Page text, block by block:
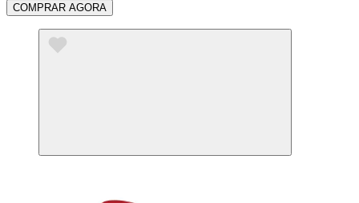
COMPRAR AGORA